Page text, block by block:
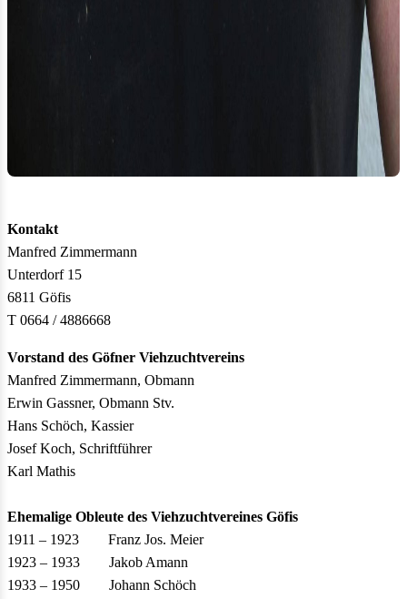
Kontakt
Manfred Zimmermann
Unterdorf 15
6811 Göfis
T 0664 / 4886668
Vorstand des Göfner Viehzuchtvereins
Manfred Zimmermann, Obmann
Erwin Gassner, Obmann Stv.
Hans Schöch, Kassier
Josef Koch, Schriftführer
Karl Mathis
Ehemalige Obleute des Viehzuchtvereines Göfis
1911 – 1923 Franz Jos. Meier
1923 – 1933 Jakob Amann
1933 – 1950 Johann Schöch